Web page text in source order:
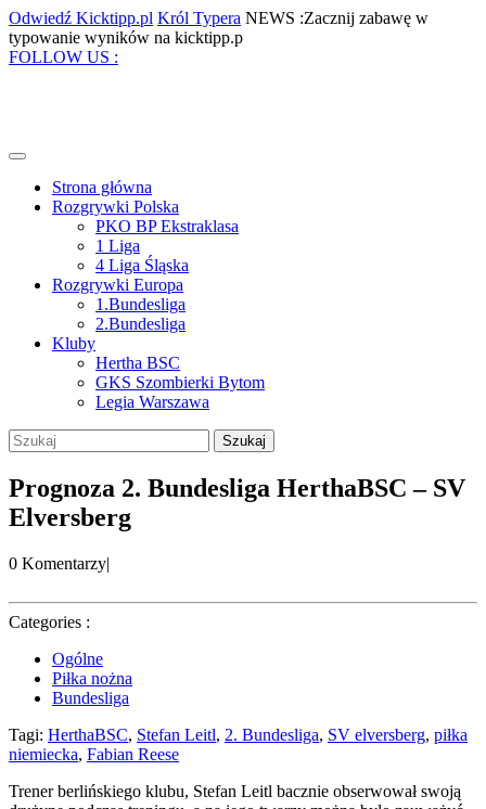
Skip
to
content
Odwiedź Kicktipp.pl Odwiedź
Kicktipp.pl
Król Typera Król
Typera
NEWS :Zacznij zabawę w
typowanie wyników na kicktipp.pZacznij
FOLLOW US :
Open
Strona główna
Rozgrywki Polska
PKO BP Ekstraklasa
1 Liga
4 Liga Śląska
Rozgrywki Europa
1.Bundesliga
2.Bundesliga
Kluby
Hertha BSC
GKS Szombierki Bytom
Legia Warszawa
Close
Menu
Szukaj:
Account
Prognoza 2. Bundesliga HerthaBSC – SV
Elversberg
0 Komentarzy|
Categories :
Ogólne
Piłka nożna
Bundesliga
Tagi: HerthaBSC, Stefan Leitl, 2. Bundesliga, SV elversberg, piłka
niemiecka, Fabian Reese
Trener berlińskiego klubu, Stefan Leitl bacznie obserwował swoją